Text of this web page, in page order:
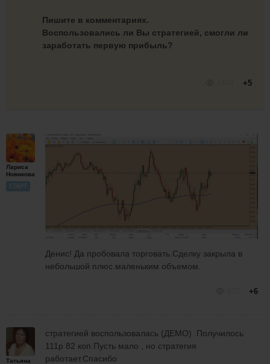
Пишите в комментариях.
Воспользовались ли Вы стратегией, смогли ли
заработать первую прибыль?
+5
Лариса
Новикова
СТАРТ
Денис! Да пробовала торговать.Сделку закрыла в
небольшой плюс маленьким объемом.
+6
Татьяна
стратегией воспользовалась (ДЕМО) .Получилось
111р 82 коп.Пусть мало , но стратегия
работает.Спасибо